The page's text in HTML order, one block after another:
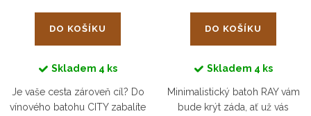
DO KOŠÍKU
Skladem 4 ks
Je vaše cesta zároveň cíl? Do
vínového batohu CITY zabalíte
DO KOŠÍKU
Skladem 4 ks
Minimalistický batoh RAY vám
bude krýt záda, ať už vás